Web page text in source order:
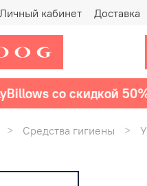
Личный кабинет Доставка
со скидкой 50%
Средства гигиены